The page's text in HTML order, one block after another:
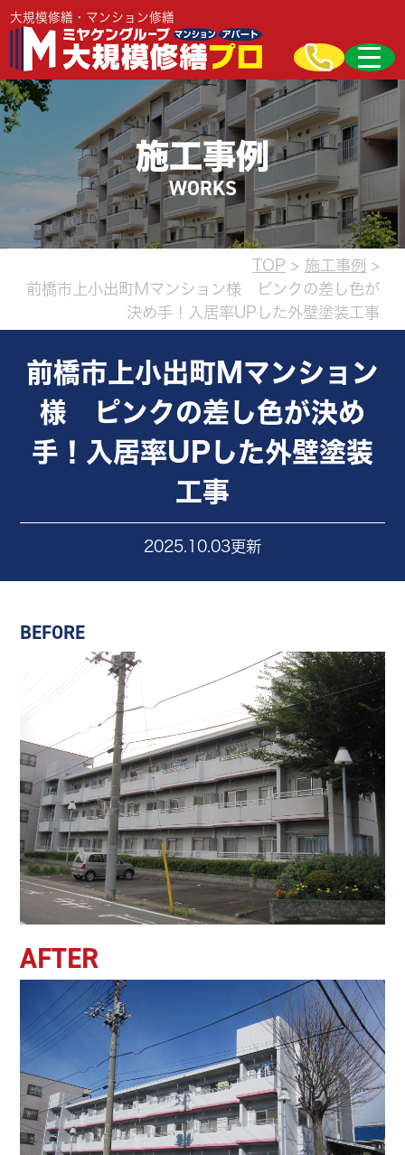
大規模修繕・マンション修繕
施工事例
WORKS
TOP > 施工事例 >
前橋市上小出町Ｍマンション様 ピンクの差し色が
決め手！入居率UPした外壁塗装工事
前橋市上小出町Ｍマンション
様 ピンクの差し色が決め
手！入居率UPした外壁塗装
工事
2025.10.03更新
BEFORE
AFTER